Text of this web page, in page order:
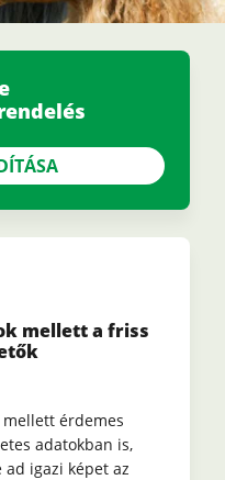
mellett a friss
érdemes
adatokban is,
igazi képet az